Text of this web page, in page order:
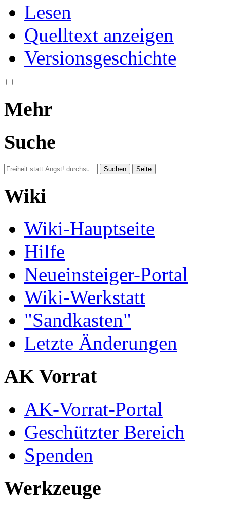
Lesen
Quelltext anzeigen
Versionsgeschichte
Mehr
Suche
Wiki
Wiki-Hauptseite
Hilfe
Neueinsteiger-Portal
Wiki-Werkstatt
"Sandkasten"
Letzte Änderungen
AK Vorrat
AK-Vorrat-Portal
Geschützter Bereich
Spenden
Werkzeuge